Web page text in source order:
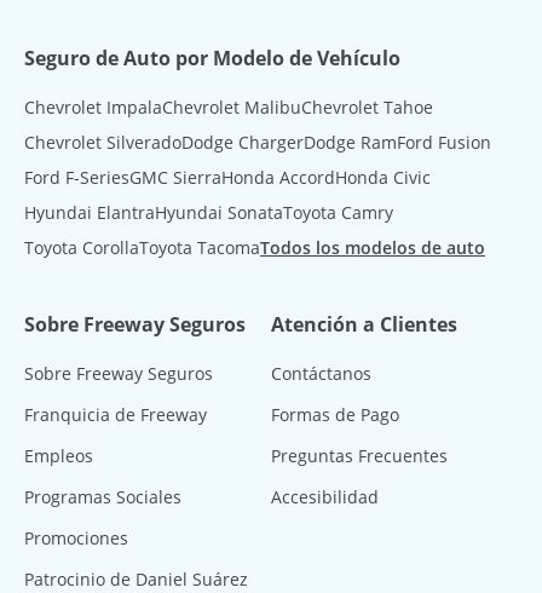
Seguro de Auto por Modelo de Vehículo
Chevrolet ImpalaChevrolet MalibuChevrolet Tahoe
Chevrolet SilveradoDodge ChargerDodge RamFord Fusion
Ford F-SeriesGMC SierraHonda AccordHonda Civic
Hyundai ElantraHyundai SonataToyota Camry
Toyota CorollaToyota TacomaTodos los modelos de auto
Sobre Freeway Seguros
Sobre Freeway Seguros
Franquicia de Freeway
Empleos
Programas Sociales
Promociones
Patrocinio de Daniel Suárez
Atención a Clientes
Contáctanos
Formas de Pago
Preguntas Frecuentes
Accesibilidad